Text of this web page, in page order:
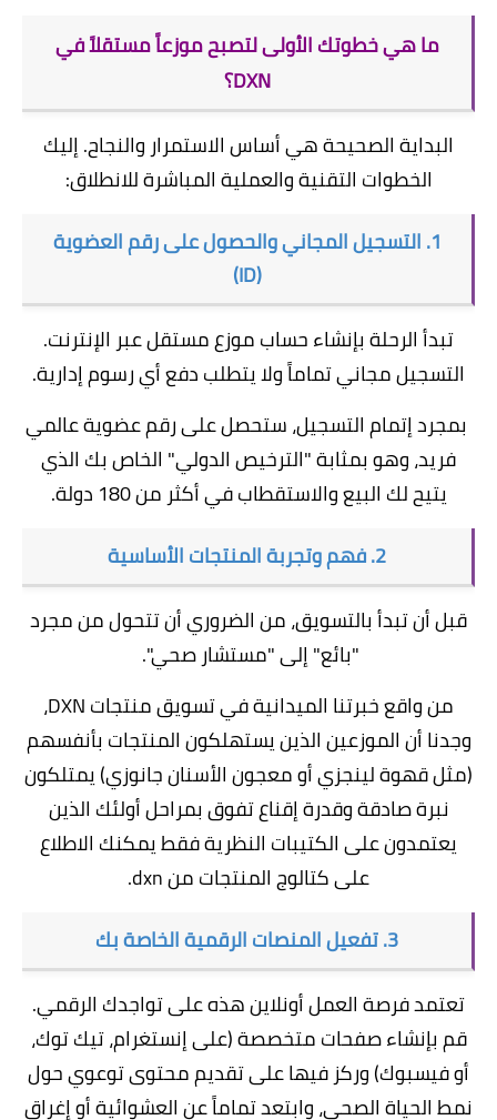
ما هي خطوتك الأولى لتصبح موزعاً مستقلاً في
DXN؟
البداية الصحيحة هي أساس الاستمرار والنجاح. إليك
الخطوات التقنية والعملية المباشرة للانطلاق:
1. التسجيل المجاني والحصول على رقم العضوية
(ID)
تبدأ الرحلة بإنشاء حساب موزع مستقل عبر الإنترنت.
التسجيل مجاني تماماً ولا يتطلب دفع أي رسوم إدارية.
بمجردإتمام التسجيل، ستحصل على رقم عضوية عالمي
فريد، وهو بمثابة "الترخيص الدولي" الخاص بك الذي
يتيح لك البيع والاستقطاب في أكثر من 180 دولة.
2. فهم وتجربة المنتجات الأساسية
قبل أن تبدأ بالتسويق، من الضروري أن تتحول من مجرد
"بائع" إلى "مستشار صحي".
من واقع خبرتنا الميدانية في تسويق منتجات DXN،
وجدنا أن الموزعين الذين يستهلكون المنتجات بأنفسهم
(مثل قهوة لينجزي أو معجون الأسنان جانوزي) يمتلكون
نبرة صادقة وقدرة إقناع تفوق بمراحل أولئك الذين
يعتمدون على الكتيبات النظرية فقط يمكنك الاطلاع
علىكتالوج المنتجات من dxn
.
3. تفعيل المنصات الرقمية الخاصة بك
تعتمد فرصة العمل أونلاين هذه علىتواجدك الرقمي.
قم بإنشاء صفحات متخصصة (على إنستغرام، تيك توك،
أو فيسبوك) وركز فيها على تقديم محتوى توعوي حول
نمط الحياة الصحي، وابتعد تماماً عن العشوائية أو إغراق